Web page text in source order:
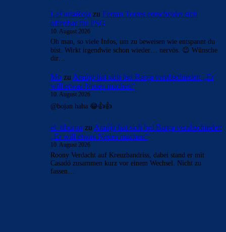
LaFuriaRoja zu Ferran Torres entscheidet sich
offenbar für PSG
10. August 2026
Oh man, so viele Infos, um zu beweisen wie entspannt du
bist. Wirkt irgendwie schon wieder… nervös. 😉 Wünsche
dir…
Mo zu Araújo hat sich bei Barça verabschiedet: „Er
will etwas Neues machen“
10. August 2026
@bojan haha 😂👍👍
el_tiburon zu Araújo hat sich bei Barça verabschiedet:
„Er will etwas Neues machen“
10. August 2026
Roony Verdacht auf Kreuzbandriss, dabei stand er mit
Casadó zusammen kurz vor einem Wechsel. Nicht zu
fassen…